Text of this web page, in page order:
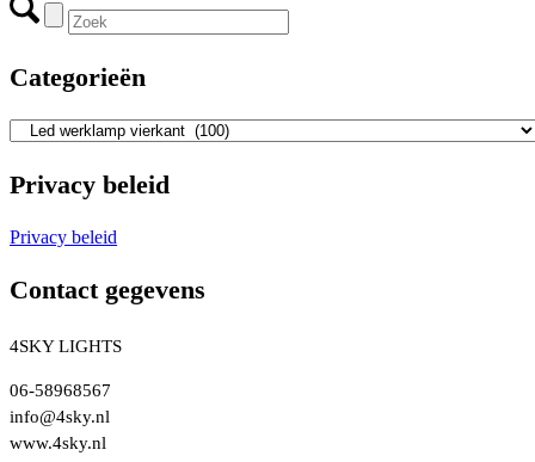
Categorieën
Privacy beleid
Privacy beleid
Contact gegevens
4SKY LIGHTS
06-58968567
info@4sky.nl
www.4sky.nl